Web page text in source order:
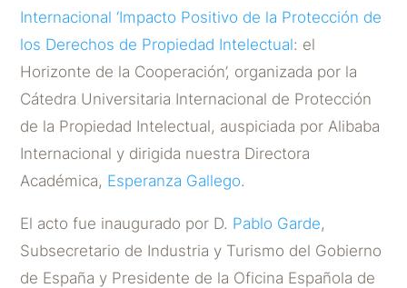
Internacional ‘Impacto Positivo de la Protección de
los Derechos de Propiedad Intelectual: el
Horizonte de la Cooperación’, organizada por la
Cátedra Universitaria Internacional de Protección
de la Propiedad Intelectual, auspiciada por Alibaba
Internacional y dirigida nuestra Directora
Académica, Esperanza Gallego.
El acto fue inaugurado por D. Pablo Garde,
Subsecretario de Industria y Turismo del Gobierno
de España y Presidente de la Oficina Española de